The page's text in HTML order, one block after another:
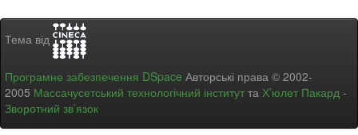
Тема від
Програмне забезпечення DSpace Авторські права © 2002-
2005 Массачусетський технологічний інститут та Х’юлет Пакард -
Зворотний зв’язок